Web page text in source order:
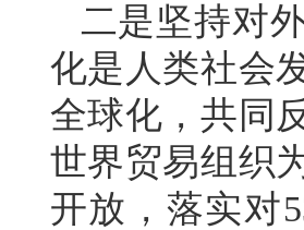
二是坚持对
化是人类社会
全球化，共同
世界贸易组织
开放，落实对